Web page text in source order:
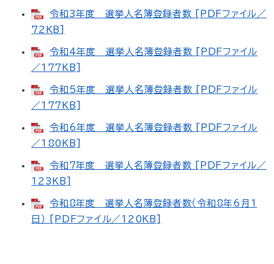
令和3年度 選挙人名簿登録者数 [PDFファイル／
72KB]
令和4年度 選挙人名簿登録者数 [PDFファイル
／177KB]
令和5年度 選挙人名簿登録者数 [PDFファイル
／177KB]
令和6年度 選挙人名簿登録者数 [PDFファイル
／180KB]
令和7年度 選挙人名簿登録者数 [PDFファイル／
123KB]
令和8年度 選挙人名簿登録者数（令和8年6月1
日） [PDFファイル／120KB]